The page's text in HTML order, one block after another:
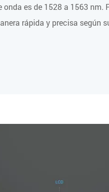
onda es de 1528 a 1563 nm.
rápida y precisa según